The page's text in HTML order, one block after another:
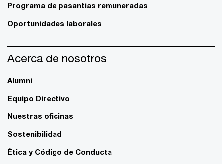
Programa de pasantías remuneradas
Oportunidades laborales
Acerca de nosotros
Alumni
Equipo Directivo
Nuestras oficinas
Sostenibilidad
Ética y Código de Conducta